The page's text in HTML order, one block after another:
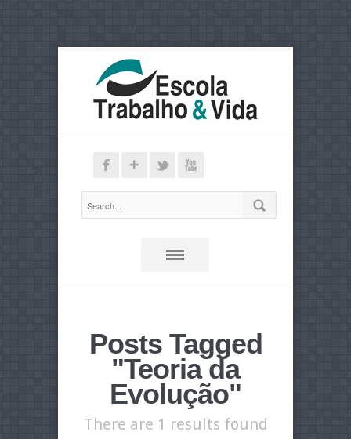
Posts Tagged
"Teoria da
Evolução"
There are 1 results found